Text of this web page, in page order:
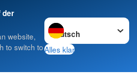
der
website,
to switch to
Sprache wechseln zu
Alles klar